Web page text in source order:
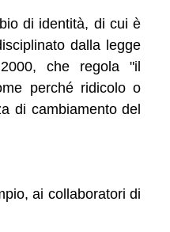
di identità, di cui è
dalla legge
che regola "il
perché ridicolo o
di cambiamento del
ai collaboratori di